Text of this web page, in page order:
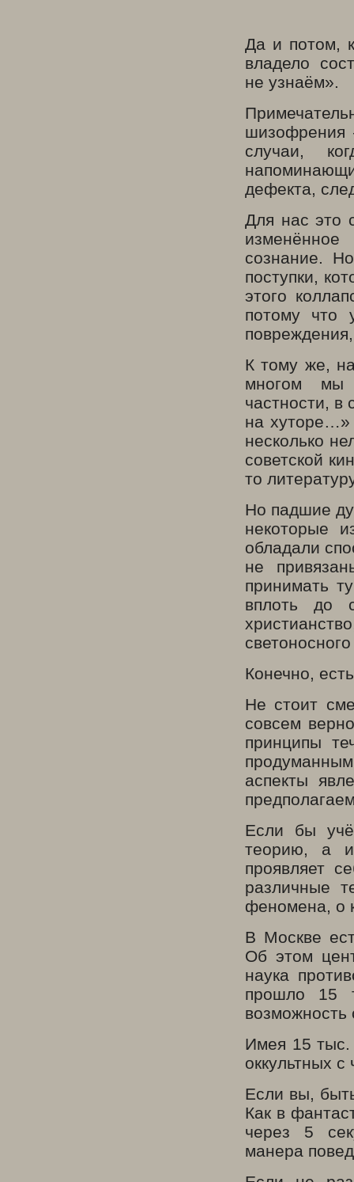
Да и потом,
владело
не узнаём».
шизофрения
случаи,
дефекта,
Для нас это
сознание.
поступки,
этого
потому что
К тому же,
многом мы
частности, в
на хуторе…»
несколько
советской
то
Но падшие
некоторые
обладали
не
принимать
вплоть до
Конечно,
Не стоит
совсем
принципы
аспекты
Если бы
теорию, а
проявляет
различные
феномена, о
В Москве
Об этом
наука
прошло 15
возможность
Имея 15 тыс.
оккультных
Если вы,
Как в
через 5
манера